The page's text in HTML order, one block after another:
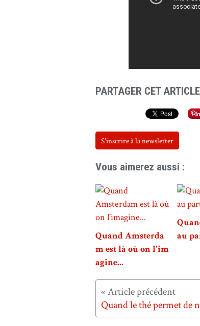
PARTAGER CET ARTICLE
S'inscrire à la newsletter
Vous aimerez aussi :
Quand Amsterda
m est là où on l'im
agine...
au